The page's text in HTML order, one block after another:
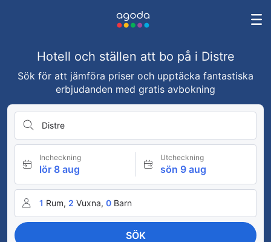
Hotell och ställen att bo på i Distre
Sök för att jämföra priser och upptäcka fantastiska
erbjudanden med gratis avbokning
Distre
Incheckning
lör 8 aug
Utcheckning
sön 9 aug
1 Rum, 2 Vuxna, 0 Barn
SÖK